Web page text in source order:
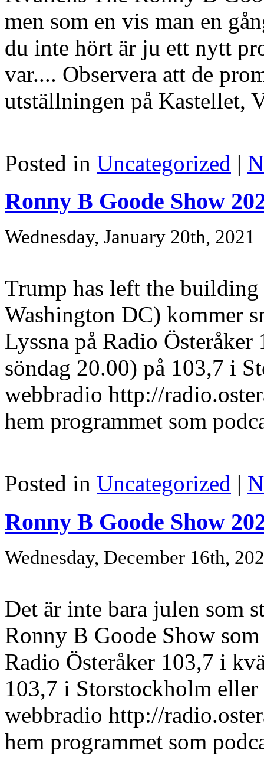
men som en vis man en
du inte hört är ju ett nytt
var.... Observera att de
utställningen på Kastellet,
Posted in Uncategorized |
Ronny B Goode Show
Wednesday, January 20th, 2021
Trump has left the
Washington DC) kommer
Lyssna på Radio
söndag 20.00) på 103,7 i
webbradio http://
hem programmet som
Posted in Uncategorized |
Ronny B Goode Show
Wednesday, December 16th,
Det är inte bara julen som
Ronny B Goode Show
Radio Österåker 103,7 i
103,7 i Storstockholm
webbradio http://
hem programmet som